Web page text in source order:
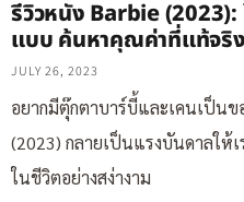
รีวิวหนัง Barbie
แบบ ค้นหาคุณค่าที่แท้จริ
JULY 26, 2023
อยากมีตุ๊กตาบาร์บี้และเคนเป็นข
(2023) กลายเป็นแรงบันดาลใ
ในชีวิตอย่างสง่างาม